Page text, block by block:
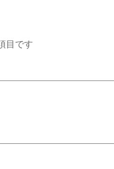
目です